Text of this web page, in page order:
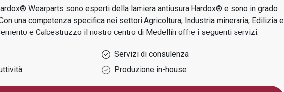
Wearparts sono esperti della lamiera antiusura Hardox® e sono in grado
una competenza specifica nei settori Agricoltura, Industria mineraria, Edilizia e
e Calcestruzzo il nostro centro di Medellínoffre i seguenti servizi:
Servizi di consulenza
Produzione in-house